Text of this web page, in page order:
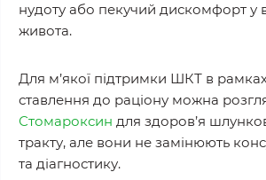
нудоту або пекучий дискомфорт у
живота.
Для м’якої підтримки ШКТ в
ставлення до раціону можна
Стомароксин для здоров’я
тракту, але вони не замінюють
та діагностику.